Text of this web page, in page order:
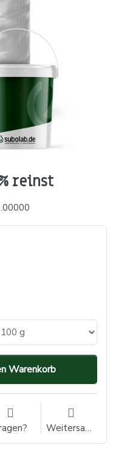
reinst
Warenkorb
Weitersagen